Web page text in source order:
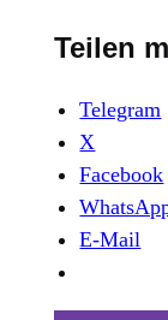
Teilen
Telegram
X
Facebook
E-Mail